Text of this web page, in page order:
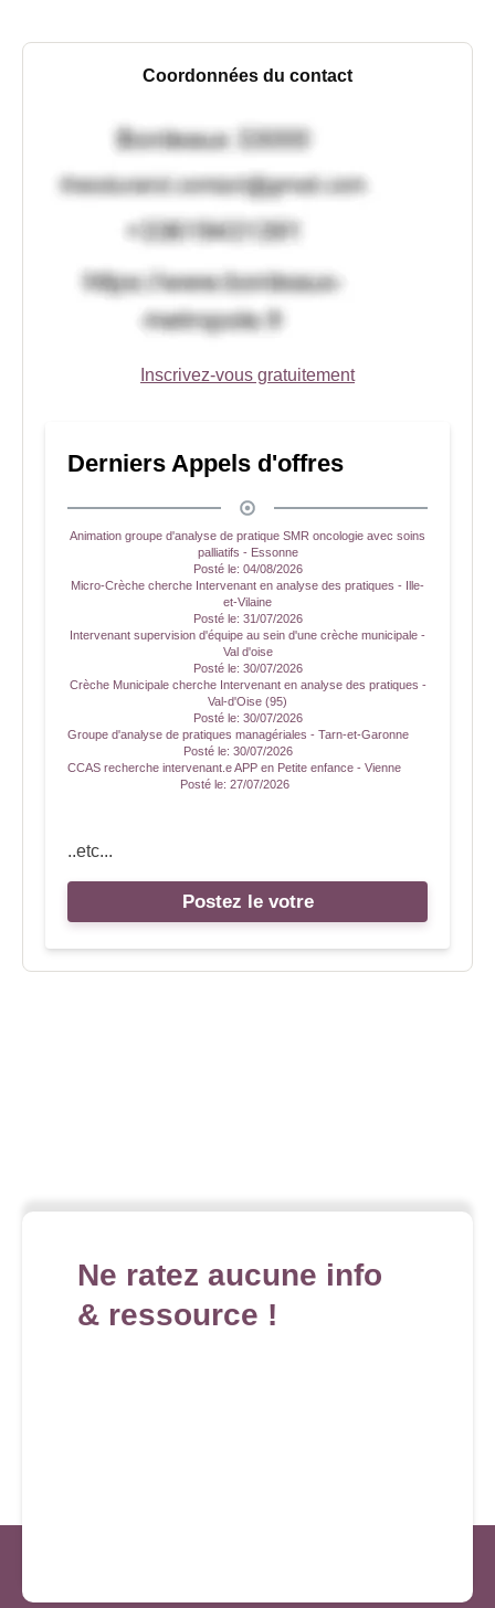
Coordonnées du contact
Inscrivez-vous gratuitement
Derniers Appels d'offres
Animation groupe d'analyse de pratique SMR oncologie avec soins
palliatifs - Essonne
Posté le: 04/08/2026
Micro-Crèche cherche Intervenant en analyse des pratiques - Ille-
et-Vilaine
Posté le: 31/07/2026
Intervenant supervision d'équipe au sein d'une crèche municipale -
Val d'oise
Posté le: 30/07/2026
Crèche Municipale cherche Intervenant en analyse des pratiques -
Val-d'Oise (95)
Posté le: 30/07/2026
Groupe d'analyse de pratiques managériales - Tarn-et-Garonne
Posté le: 30/07/2026
CCAS recherche intervenant.e APP en Petite enfance - Vienne
Posté le: 27/07/2026
..etc...
Postez le votre
Ne ratez aucune info
& ressource !